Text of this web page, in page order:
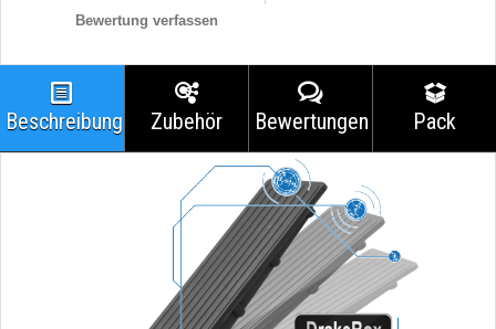
Bewertung verfassen
Beschreibung Zubehör Bewertungen Pack